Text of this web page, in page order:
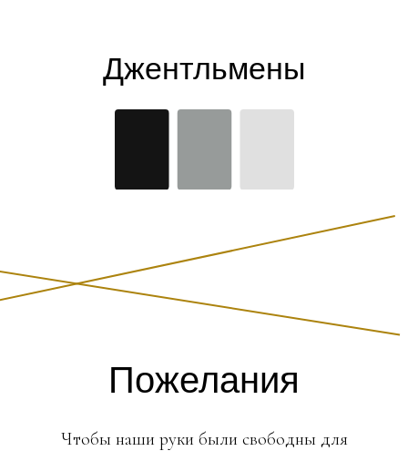
Джентльмены
Пожелания
Чтобы наши руки были свободны для